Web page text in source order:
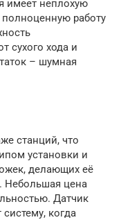
имеет неплохую
полноценную работу
сухого хода и
– шумная
станций, что
установки и
делающих её
Небольшая цена
Датчик
когда